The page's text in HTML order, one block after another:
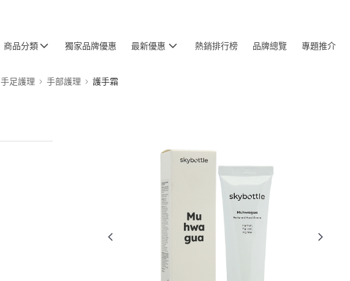
商品分類 獨家品牌優惠 最新優惠 熱銷排行榜 品牌總覽 專題推介
手足護理 手部護理 護手霜